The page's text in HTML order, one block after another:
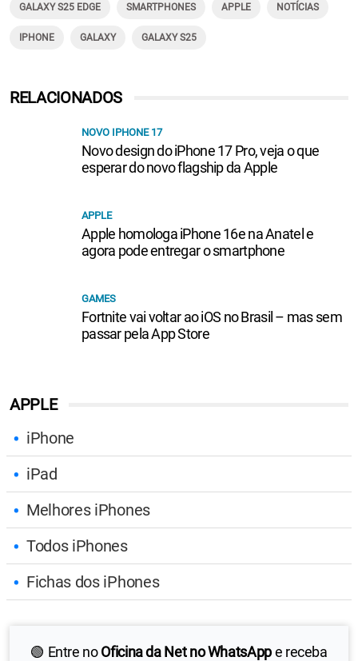
GALAXY S25 EDGE SMARTPHONES APPLE NOTÍCIAS
IPHONE GALAXY GALAXY S25
APPLE
iPhone
iPad
Melhores iPhones
Todos iPhones
Fichas dos iPhones
🟢 Entre noOficina da Net no WhatsAppe receba
RELACIONADOS
NOVO IPHONE 17
Novo design do iPhone 17 Pro, veja o que
esperar do novo flagship da Apple
APPLE
Apple homologa iPhone 16e na Anatel e
agora pode entregar o smartphone
GAMES
Fortnite vai voltar ao iOS no Brasil – mas sem
passar pela App Store